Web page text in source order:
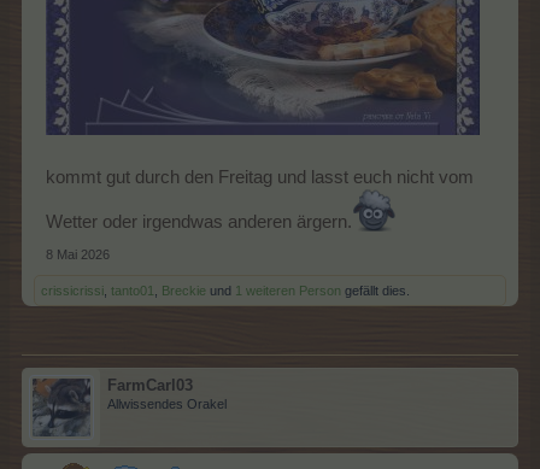
kommt gut durch den Freitag und lasst euch nicht vom
Wetter oder irgendwas anderen ärgern.
8 Mai 2026
crissicrissi tanto01 Breckie und 1 weiteren Person gefällt dies.
FarmCarl03
Allwissendes Orakel